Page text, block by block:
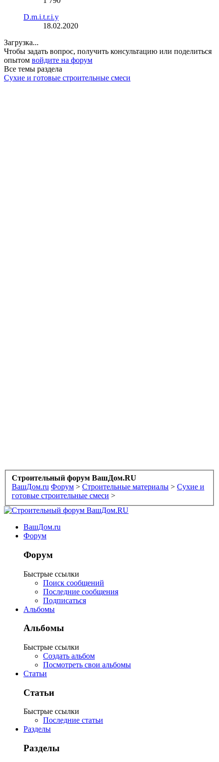
D.m.i.t.r.i.y
18.02.2020
Загрузка...
Чтобы задать вопрос, получить консультацию или поделиться
опытом войдите на форум
Все темы раздела
Сухие и готовые строительные смеси
Строительный форум ВашДом.RU
ВашДом.ru Форум > Строительные материалы > Сухие и
готовые строительные смеси >
ВашДом.ru
Форум
Форум
Быстрые ссылки
Поиск сообщений
Последние сообщения
Подписаться
Альбомы
Альбомы
Быстрые ссылки
Создать альбом
Посмотреть свои альбомы
Статьи
Статьи
Быстрые ссылки
Последние статьи
Разделы
Разделы